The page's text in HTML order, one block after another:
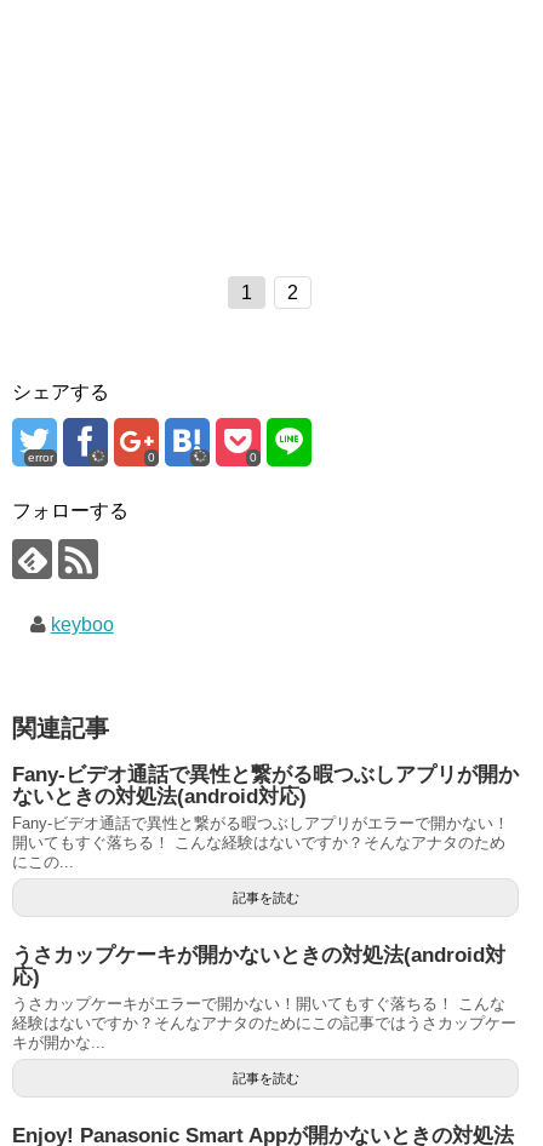
1 2
シェアする
error 0 0
フォローする
keyboo
関連記事
Fany-ビデオ通話で異性と繋がる暇つぶしアプリが開か
ないときの対処法(android対応)
Fany-ビデオ通話で異性と繋がる暇つぶしアプリがエラーで開かない！
開いてもすぐ落ちる！ こんな経験はないですか？そんなアナタのため
にこの...
記事を読む
うさカップケーキが開かないときの対処法(android対
応)
うさカップケーキがエラーで開かない！開いてもすぐ落ちる！ こんな
経験はないですか？そんなアナタのためにこの記事ではうさカップケー
キが開かな...
記事を読む
Enjoy! Panasonic Smart Appが開かないときの対処法